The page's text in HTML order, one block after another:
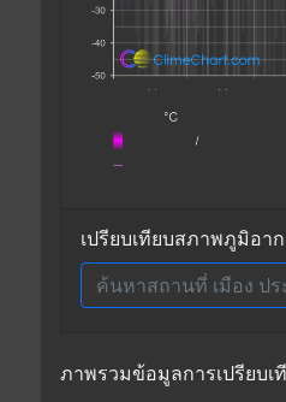
เปรียบเทียบสภาพภูมิอา
ภาพรวมข้อมูลการเปรียบ